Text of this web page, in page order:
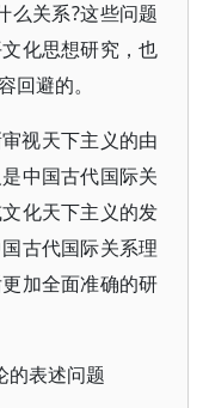
么关系?这些问题
化思想研究，也
回避的。
视天下主义的由
中国古代国际关
化天下主义的发
古代国际关系理
加全面准确的研
的表述问题